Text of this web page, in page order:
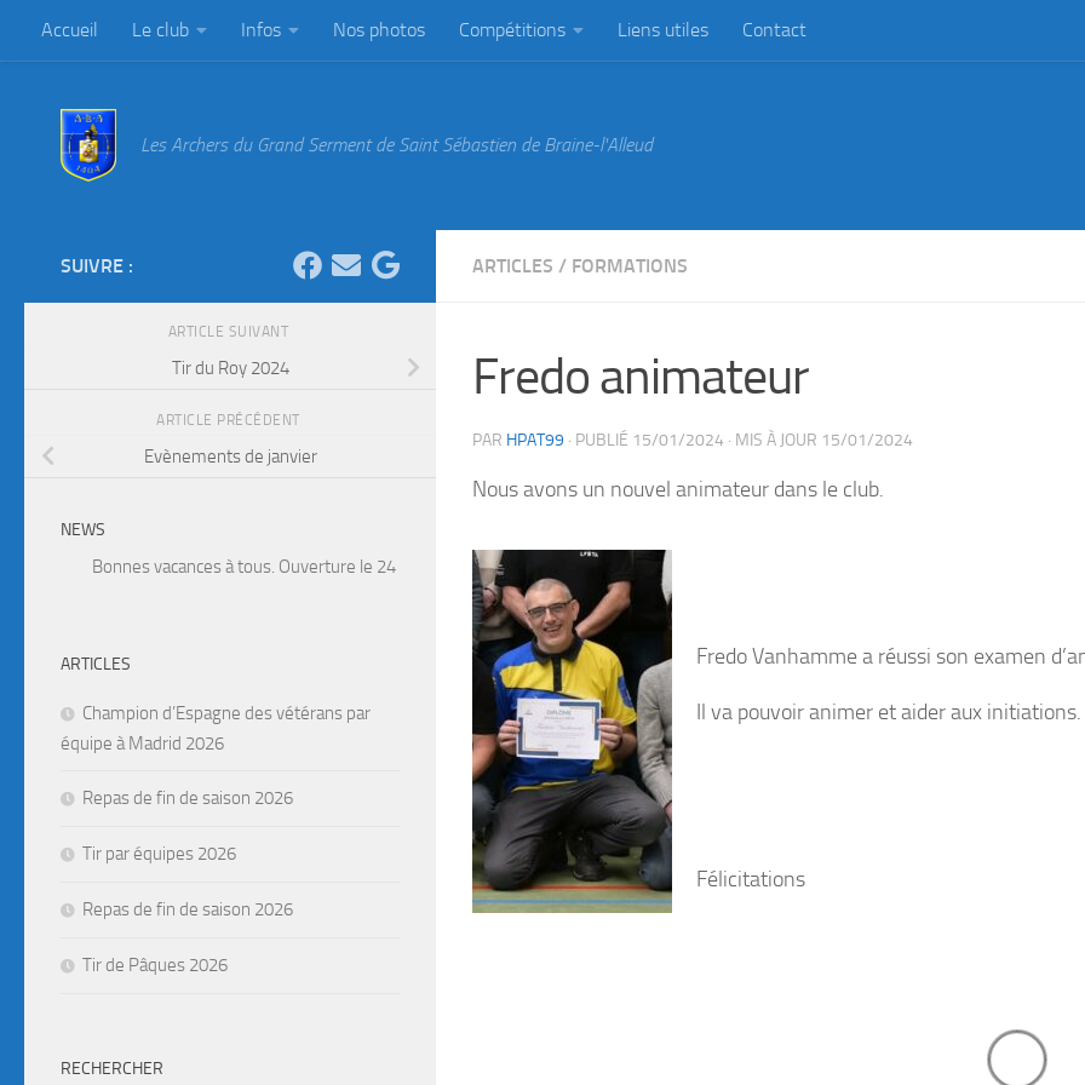
Au dessous du contenu
Accueil Le club Infos Nos photos Compétitions Liens utiles Contact
Les Archers du Grand Serment de Saint Sébastien de Braine-l'Alleud
ARTICLES / FORMATIONS
Fredo animateur
PAR HPAT99 · PUBLIÉ 15/01/2024 · MIS À JOUR 15/01/2024
Nous avons un nouvel animateur dans le club.
Fredo Vanhamme a réussi son examen
Il va pouvoir animer et aider aux initiations.
Félicitations
SUIVRE :
ARTICLE SUIVANT
Tir du Roy 2024
ARTICLE PRÉCÉDENT
Evènements de janvier
NEWS
Bonnes vacances à tous. Ouverture le 24 Août. Attention, fermeture du club du 6 juillet au 31 Août.
ARTICLES
Champion d’Espagne des vétérans par
équipe à Madrid 2026
Repas de fin de saison 2026
Tir par équipes 2026
Repas de fin de saison 2026
Tir de Pâques 2026
RECHERCHER